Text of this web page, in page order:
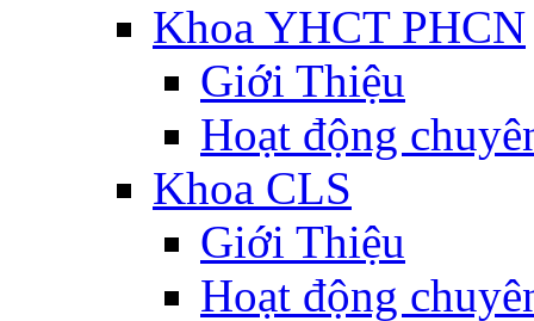
Khoa YHCT PHCN
Giới Thiệu
Hoạt động
Khoa CLS
Giới Thiệu
Hoạt động